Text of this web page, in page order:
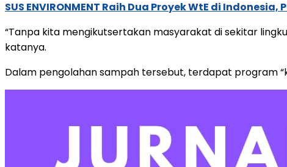
SUS ENVIRONMENT Raih Dua Proyek WtE di
“Tanpa kita mengikutsertakan masyarakat di sekitar
katanya.
Dalam pengolahan sampah tersebut, terdapat program